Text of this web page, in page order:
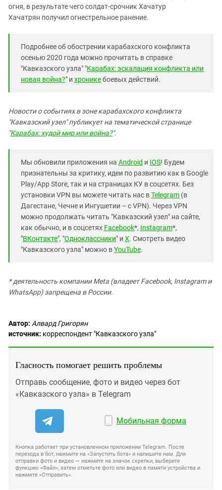
огня, в результате чего солдат-срочник Хачатур
Хачатрян получил огнестрельное ранение.
Подробнее об обострении карабахского конфликта
осенью 2020 года можно прочитать в справке
"Кавказского узла" "Карабах: эскалация конфликта или
новая война?" и хроникебоевых действий.
Новости о событиях в зоне карабахского конфликта
"Кавказский узел" публикует на тематической странице
"Карабах: худой мир или война?".
Мы обновили приложения на Android и IOS! Будем
признательны за критику, идеи по развитию как в Google
Play/App Store, так и на страницах КУ в соцсетях. Без
установки VPN вы можете читать нас вTelegram (в
Дагестане, Чечне и Ингушетии – с VPN). Через VPN
можно продолжать читать "Кавказский узел" на сайте,
как обычно, и в соцсетях Facebook*, Instagram*,
"ВКонтакте", "Одноклассники" и X. Смотреть видео
"Кавказского узла" можно вYouTube.
* деятельность компании Meta (владеет Facebook, Instagram и
WhatsApp) запрещена в России.
Автор: Алвард Григорян
источник: корреспондент "Кавказского узла"
Гласность помогает решить проблемы
Отправь сообщение, фото и видео через бот
«Кавказского узла» в Telegram
Мобильная форма
Кнопка работает при установленном приложении Telegram. После
перехода в бот, нажмите на «Запустить бота» и напишите нам. Для
отправки фото и видео — нажмите на значок скрепки, выберите
функцию «Файл», затем отметьте фото или видео в памяти устройства и
нажмите «Отправить».